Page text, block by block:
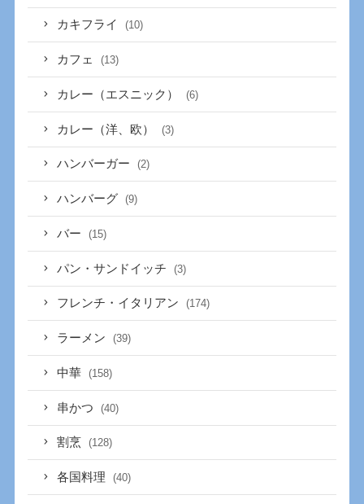
カキフライ (10)
カフェ (13)
カレー（エスニック） (6)
カレー（洋、欧） (3)
ハンバーガー (2)
ハンバーグ (9)
バー (15)
パン・サンドイッチ (3)
フレンチ・イタリアン (174)
ラーメン (39)
中華 (158)
串かつ (40)
割烹 (128)
各国料理 (40)